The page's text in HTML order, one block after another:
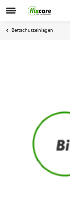
Bettschutzeinlagen